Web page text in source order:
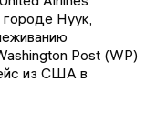
Нуук,
Post (WP)
из США в